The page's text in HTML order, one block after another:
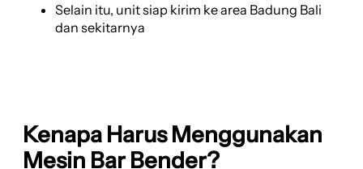
Selain itu, unit siap kirim ke area Badung Bali
dan sekitarnya
Kenapa Harus Menggunakan
Mesin Bar Bender?